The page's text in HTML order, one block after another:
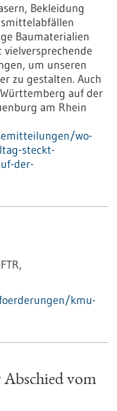
Bekleidung
Baumaterialien
vielversprechende
um unseren
zu gestalten. Auch
Württemberg auf der
am Rhein
wo-
steckt-
der-
kmu-
vom